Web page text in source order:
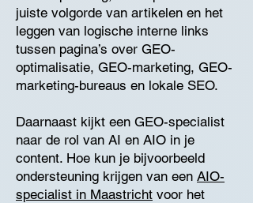
juiste volgorde van artikelen en het
leggen van logische interne links
tussen pagina’s over GEO-
optimalisatie, GEO-marketing, GEO-
marketing-bureaus en lokale SEO.
Daarnaast kijkt een GEO-specialist
naar de rol van AI en AIO in je
content. Hoe kun je bijvoorbeeld
ondersteuning krijgen van een AIO-
specialist in Maastricht voor het